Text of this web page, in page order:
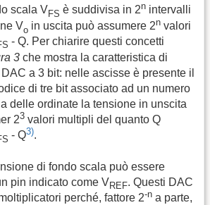
scala V FS è suddivisa in 2n intervalli
Vo in uscita può assumere 2n valori
- Q. Per chiarire questi concetti
3 che mostra la caratteristica di
a 3 bit: nelle ascisse è presente il
di tre bit associato ad un numero
delle ordinate la tensione in unscita
23 valori multipli del quanto Q
- Q3).
di fondo scala può essere
pin indicato come VREF. Questi DAC
perché, fattore 2-n a parte,